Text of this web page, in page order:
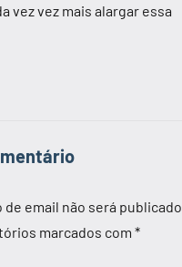
vez vez mais alargar essa
de email não será publicado.
marcados com *